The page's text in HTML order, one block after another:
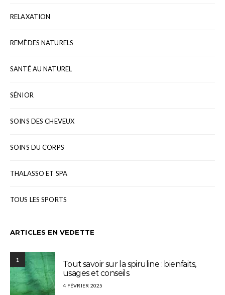
RELAXATION
REMÈDES NATURELS
SANTÉ AU NATUREL
SÉNIOR
SOINS DES CHEVEUX
SOINS DU CORPS
THALASSO ET SPA
TOUS LES SPORTS
ARTICLES EN VEDETTE
1
Tout savoir sur la spiruline : bienfaits,
usages et conseils
4 FÉVRIER 2025